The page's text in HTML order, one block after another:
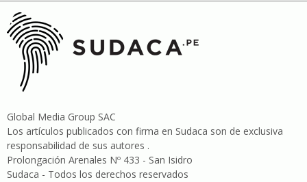
Global Media Group SAC
Los artículos publicados con firma en Sudaca son de exclusiva
responsabilidad de sus autores .
Prolongación Arenales Nº 433 - San Isidro
Sudaca - Todos los derechos reservados